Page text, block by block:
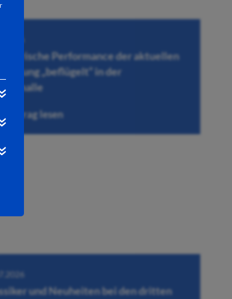
Performance der aktuellen
„beflügelt“ in der
Beitrag lesen
und Neuheiten bei den dritten